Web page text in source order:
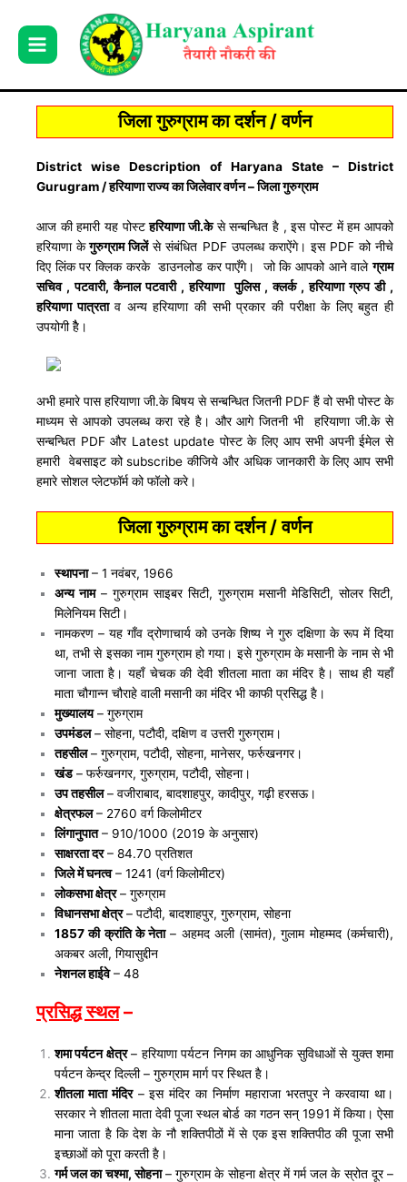
content
जिला गुरुग्राम का दर्शन / वर्णन
District wise Description of Haryana State – District
Gurugram / हरियाणा राज्य का जिलेवार वर्णन – जिला गुरुग्राम
आज की हमारी यह पोस्टहरियाणा जी.केसे सन्बन्धित है , इस पोस्ट में हम आपको
हरियाणा केगुरुग्राम जिलेंसे संबंधित PDF उपलब्ध कराऐंगे। इस PDF को नीचे
दिए लिंक पर क्लिक करके डाउनलोड कर पाएँगे। जो कि आपको आने वालेग्राम
सचिव , पटवारी, कैनाल पटवारी , हरियाणा पुलिस , क्लर्क , हरियाणा ग्रुप डी ,
हरियाणा पात्रताव अन्य हरियाणा की सभी प्रकार की परीक्षा के लिए बहुत ही
उपयोगी हैै।
अभी हमारे पास हरियाणा जी.के बिषय से सन्बन्धित जितनी PDF हैं वो सभी पोस्ट के
माध्यम से आपको उपलब्ध करा रहे है। और आगे जितनी भी हरियाणा जी.के से
सन्बन्धित PDF और Latest update पोस्ट के लिए आप सभी अपनी ईमेल से
हमारी वेबसाइट को subscribe कीजिये और अधिक जानकारी के लिए आप सभी
हमारे सोशल प्लेटफॉर्म को फॉलो करे।
जिला गुरुग्राम का दर्शन / वर्णन
स्थापना– 1 नवंबर, 1966
अन्य नाम– गुरुग्राम साइबर सिटी, गुरुग्राम मसानी मेडिसिटी, सोलर सिटी,
मिलेनियम सिटी।
नामकरण – यह गाँव द्रोणाचार्य को उनके शिष्य ने गुरु दक्षिणा के रूप में दिया
था, तभी से इसका नाम गुरुग्राम हो गया। इसे गुरुग्राम के मसानी के नाम से भी
जाना जाता है। यहाँ चेचक की देवी शीतला माता का मंदिर है। साथ ही यहाँ
माता चौगान्न चौराहे वाली मसानी का मंदिर भी काफी प्रसिद्ध है।
मुख्यालय– गुरुग्राम
उपमंडल– सोहना, पटौदी, दक्षिण व उत्तरी गुरुग्राम।
तहसील– गुरुग्राम, पटौदी, सोहना, मानेसर, फर्रुखनगर।
खंड– फर्रुखनगर, गुरुग्राम, पटौदी, सोहना।
उप तहसील– वजीराबाद, बादशाहपुर, कादीपुर, गढ़ी हरसऊ।
क्षेत्रफल– 2760 वर्ग किलोमीटर
लिंगानुपात– 910/1000 (2019 के अनुसार)
साक्षरता दर– 84.70 प्रतिशत
जिले में घनत्व– 1241 (वर्ग किलोमीटर)
लोकसभा क्षेत्र– गुरुग्राम
विधानसभा क्षेत्र– पटौदी, बादशाहपुर, गुरुग्राम, सोहना
1857 की क्रांति के नेता– अहमद अली (सामंत), गुलाम मोहम्मद (कर्मचारी),
अकबर अली, गियासुद्दीन
नेशनल हाईवे– 48
प्रसिद्ध स्थल–
शमा पर्यटन क्षेत्र– हरियाणा पर्यटन निगम का आधुनिक सुविधाओं से युक्त शमा
पर्यटन केन्द्र दिल्ली – गुरुग्राम मार्ग पर स्थित है।
शीतला माता मंदिर– इस मंदिर का निर्माण महाराजा भरतपुर ने करवाया था।
सरकार ने शीतला माता देवी पूजा स्थल बोर्ड का गठन सन् 1991 में किया। ऐसा
माना जाता है कि देश के नौ शक्तिपीठों में से एक इस शक्तिपीठ की पूजा सभी
इच्छाओं को पूरा करती है।
गर्म जल का चश्मा, सोहना– गुरुग्राम के सोहना क्षेत्र में गर्म जल के स्रोत दूर –